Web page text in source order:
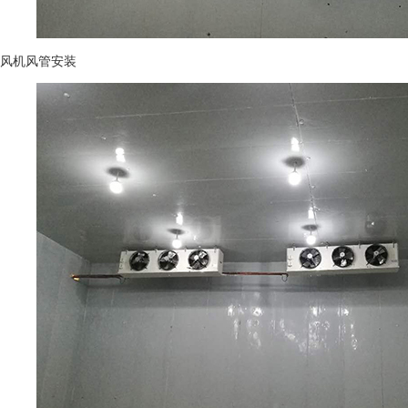
风机风管安装